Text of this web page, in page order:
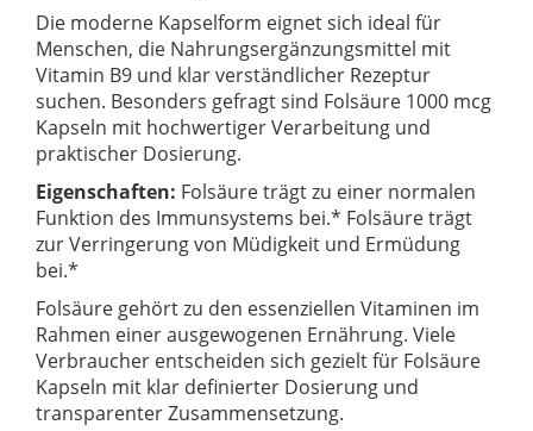
Die moderne Kapselform eignet sich ideal für
Menschen, die Nahrungsergänzungsmittel mit
Vitamin B9 und klar verständlicher Rezeptur
suchen. Besonders gefragt sind Folsäure 1000 mcg
Kapseln mit hochwertiger Verarbeitung und
praktischer Dosierung.
Eigenschaften: Folsäure trägt zu einer normalen
Funktion des Immunsystems bei.* Folsäure trägt
zur Verringerung von Müdigkeit und Ermüdung
bei.*
Folsäure gehört zu den essenziellen Vitaminen im
Rahmen einer ausgewogenen Ernährung. Viele
Verbraucher entscheiden sich gezielt für Folsäure
Kapseln mit klar definierter Dosierung und
transparenter Zusammensetzung.